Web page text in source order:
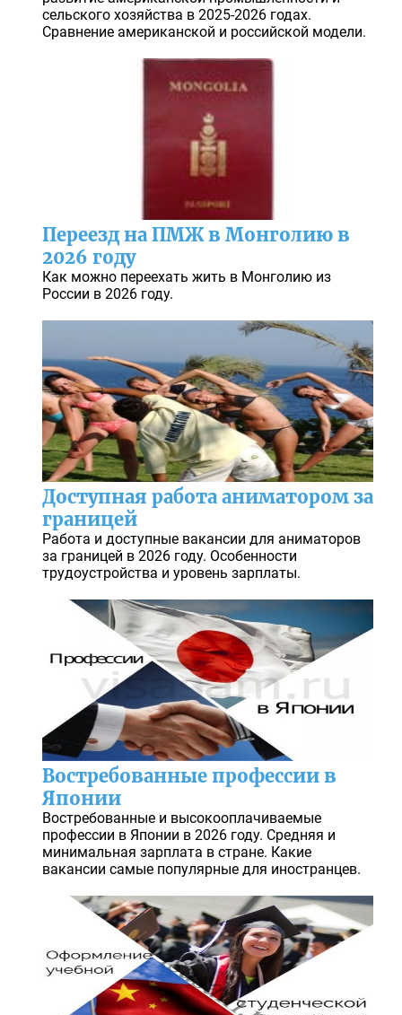
сельского хозяйства в 2025-2026 годах.
Сравнение американской и российской модели.
Переезд на ПМЖ в Монголию в
2026 году
Как можно переехать жить в Монголию из
России в 2026 году.
Доступная работа аниматором за
границей
Работа и доступные вакансии для аниматоров
за границей в 2026 году. Особенности
трудоустройства и уровень зарплаты.
Востребованные профессии в
Японии
Востребованные и высокооплачиваемые
профессии в Японии в 2026 году. Средняя и
минимальная зарплата в стране. Какие
вакансии самые популярные для иностранцев.